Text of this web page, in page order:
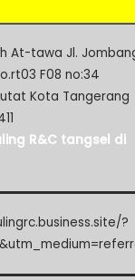
At-tawa Jl.
F08 no:34
Kota Tangerang
R&C tangsel di
?